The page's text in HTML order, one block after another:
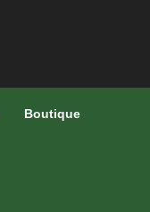
Boutique